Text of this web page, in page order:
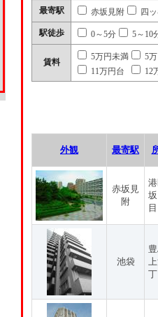
最寄駅 赤坂見附 四
駅徒歩 0～5分 5～10
賃料
5万円未満
5
11万円台
12
外観 最寄駅
赤坂見
附
目
池袋